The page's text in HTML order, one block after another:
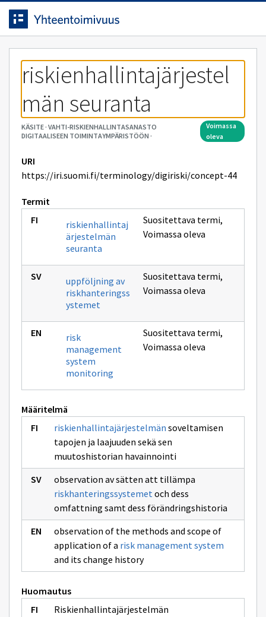
Siirrytty
sivulle
Siirry suoraan sisältöön.
riskienhallintajärjestel
män seuranta
KÄSITE· VAHTI-RISKIENHALLINTASANASTO
DIGITAALISEEN TOIMINTAYMPÄRISTÖÖN ·
voimassa
oleva
URI
https://iri.suomi.fi/terminology/digiriski/concept-44
Termit
riskienhallintaj
ärjestelmän
seuranta
Suositettava termi,
Voimassa oleva
uppföljning av
riskhanteringss
ystemet
Suositettava termi,
Voimassa oleva
risk
management
system
monitoring
Suositettava termi,
Voimassa oleva
Määritelmä
riskienhallintajärjestelmän soveltamisen
tapojen ja laajuuden sekä sen
muutoshistorian havainnointi
observation av sätten att tillämpa
riskhanteringssystemetoch dess
omfattning samt dess förändringshistoria
observation of the methods and scope of
application of a risk management system
and its change history
Huomautus
Riskienhallintajärjestelmän